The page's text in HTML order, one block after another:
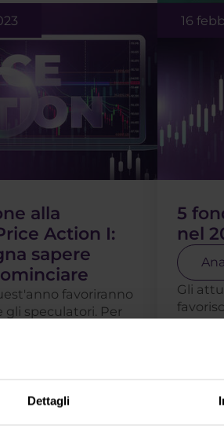
Dettagli
alla
Action I:
sapere
favoriranno
gli speculatori. Per
16
5
nel
Gli
gli
fare
già
Leggi